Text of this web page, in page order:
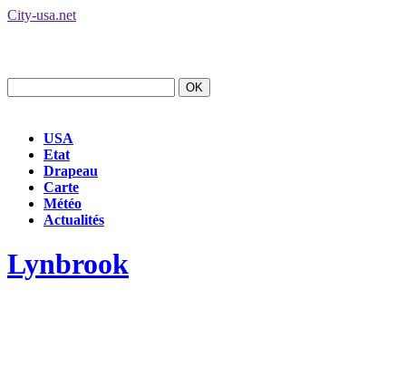
City-usa.net
USA
Etat
Drapeau
Carte
Météo
Actualités
Lynbrook